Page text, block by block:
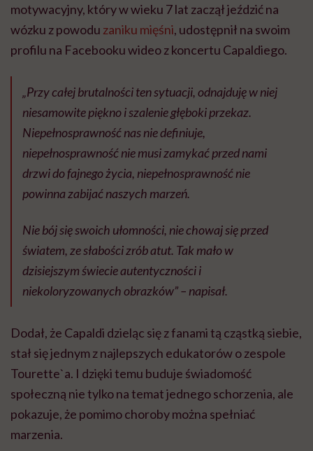
motywacyjny, który w wieku 7 lat zaczął jeździć na
wózku z powodu zaniku mięśni, udostępnił na swoim
profilu na Facebooku wideo z koncertu Capaldiego.
„Przy całej brutalności ten sytuacji, odnajduję w niej
niesamowite piękno i szalenie głęboki przekaz.
Niepełnosprawność nas nie definiuje,
niepełnosprawność nie musi zamykać przed nami
drzwi do fajnego życia, niepełnosprawność nie
powinna zabijać naszych marzeń.
Nie bój się swoich ułomności, nie chowaj się przed
światem, ze słabości zrób atut. Tak mało w
dzisiejszym świecie autentyczności i
niekoloryzowanych obrazków” – napisał.
Dodał, że Capaldi dzieląc się z fanami tą cząstką siebie,
stał się jednym z najlepszych edukatorów o zespole
Tourette`a. I dzięki temu buduje świadomość
społeczną nie tylko na temat jednego schorzenia, ale
pokazuje, że pomimo choroby można spełniać
marzenia.